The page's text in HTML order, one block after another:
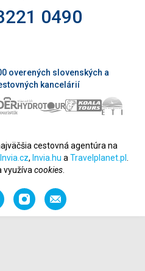
0490
overených slovenských a
kancelárií
cestovná agentúra na
Invia.cz, Invia.hu a Travelplanet.pl
využíva cookies.
InstagramOdporučiť